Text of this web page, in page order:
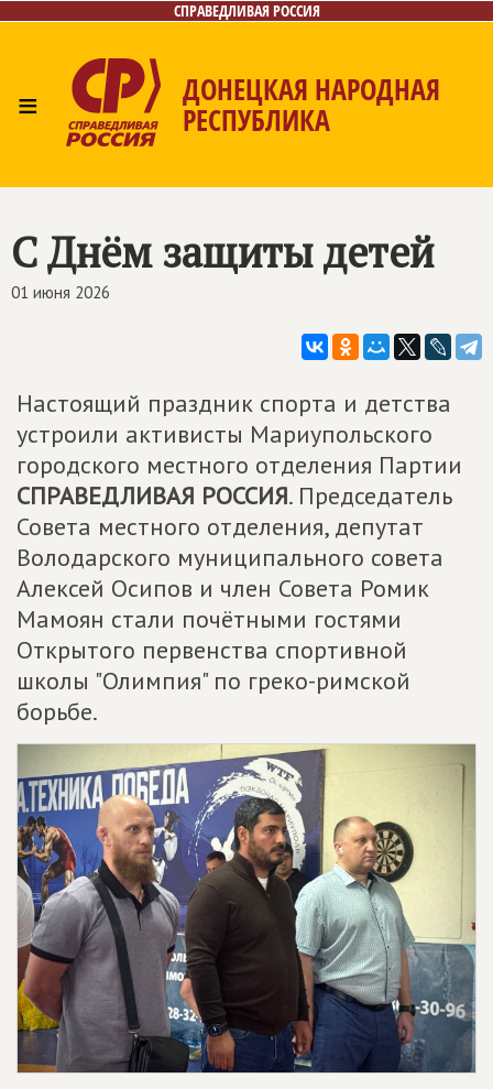
СПРАВЕДЛИВАЯ РОССИЯ
≡ ДОНЕЦКАЯ НАРОДНАЯ
РЕСПУБЛИКА
С Днём защиты детей
01 июня 2026
Настоящий праздник спорта и детства
устроили активисты Мариупольского
городского местного отделения Партии
СПРАВЕДЛИВАЯ РОССИЯ. Председатель
Совета местного отделения, депутат
Володарского муниципального совета
Алексей Осипов и член Совета Ромик
Мамоян стали почётными гостями
Открытого первенства спортивной
школы "Олимпия" по греко-римской
борьбе.